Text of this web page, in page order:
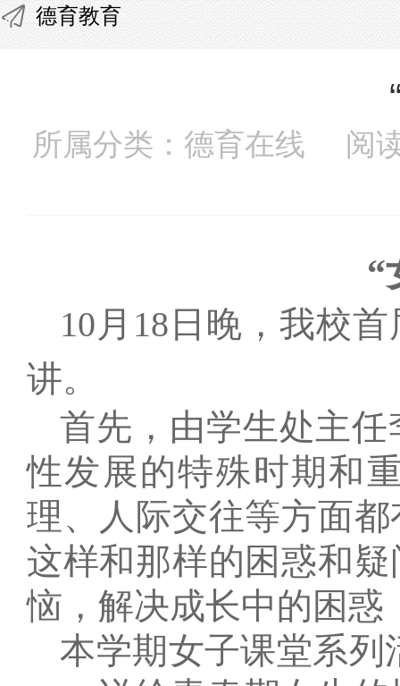
德育教育
所属分类：德育在线 阅
“
10月 18 日 晚，我校
讲。
首先，由学生处主
性发展的特殊时期和
理、人际交往等方面
这样和那样的困惑和
恼，解决成长中的困惑
本学期女子课堂系